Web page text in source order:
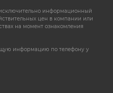
информационный
цен в компании или
на момент ознакомления
информацию по телефону у